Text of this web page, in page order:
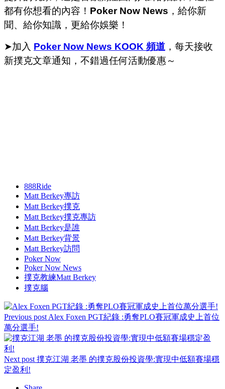
都有你想看的內容！ Poker Now News ，給你新
聞、給你知識，更給你娛樂！
➤加入 Poker Now News KOOK 頻道 ，每天接收
新撲克文章通知，不錯過任何活動優惠～
888Ride
Matt Berkey專訪
Matt Berkey撲克
Matt Berkey撲克專訪
Matt Berkey是誰
Matt Berkey背景
Matt Berkey訪問
Poker Now
Poker Now News
撲克教練Matt Berkey
撲克腦
Previous post Alex Foxen PGT紀錄 :勇奪PLO賽冠軍成史上首位
萬分選手!
Next post 撲克江湖 老墨 的撲克股份投資學:實現中低額賽場穩
定盈利!